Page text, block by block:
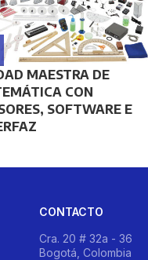
MAESTRA DE
CON
SOFTWARE E
CONTACTO
Cra. 20 # 32a - 36
Bogotá, Colombia